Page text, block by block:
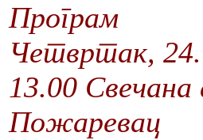
Програм
Четвртак,
13.00 Свечана
Пожаревац